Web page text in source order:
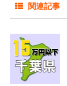
関連記事